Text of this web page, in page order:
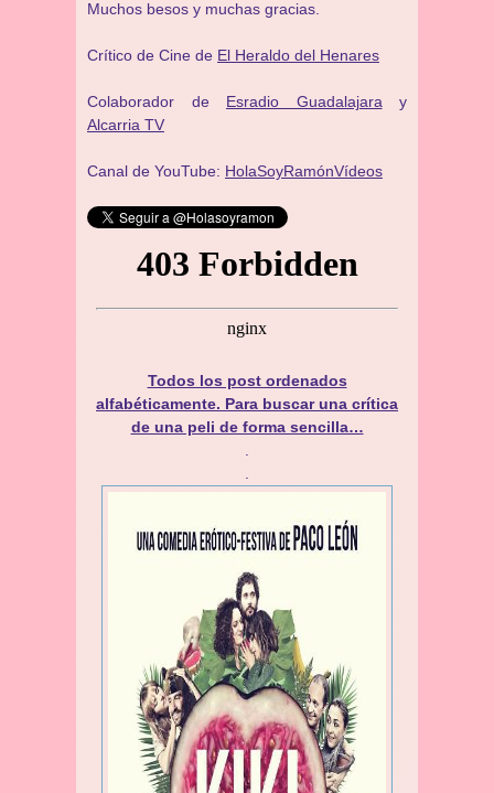
Muchos besos y muchas gracias.
Crítico de Cine de El Heraldo del Henares
Colaborador de Esradio Guadalajara y
Alcarria TV
Canal de YouTube: HolaSoyRamónVídeos
Todos los post ordenados
alfabéticamente. Para buscar una crítica
de una peli de forma sencilla…